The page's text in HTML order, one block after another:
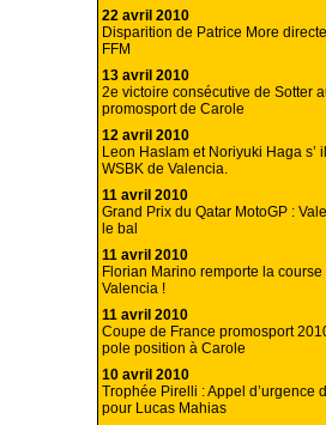
22 avril 2010
Disparition de Patrice More
FFM
13 avril 2010
2e victoire consécutive de Sotter
promosport de Carole
12 avril 2010
Leon Haslam et Noriyuki Haga s’
WSBK de Valencia.
11 avril 2010
Grand Prix du Qatar MotoGP :
le bal
11 avril 2010
Florian Marino remporte la
Valencia !
11 avril 2010
Coupe de France promosport
pole position à Carole
10 avril 2010
Trophée Pirelli : Appel d’urgence
pour Lucas Mahias